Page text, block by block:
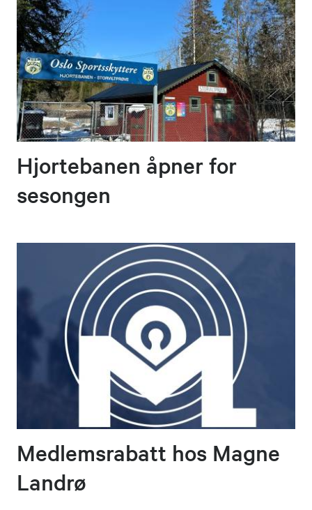
Hjortebanen åpner for
sesongen
Medlemsrabatt hos Magne
Landrø